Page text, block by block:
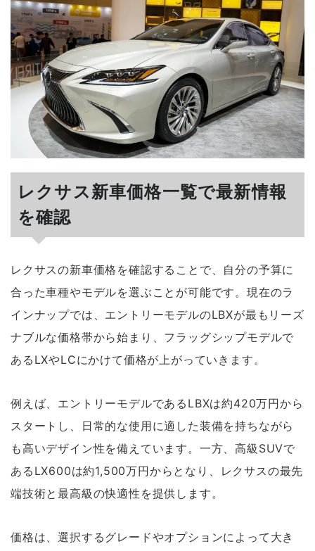
レクサス新車価格一覧で最新情報
を確認
レクサスの新車価格を確認することで、自分の予算に
合った車種やモデルを選ぶことが可能です。現在のラ
インナップでは、エントリーモデルのLBXが最もリーズ
ナブルな価格帯から始まり、フラッグシップモデルで
あるLXやLCにかけて価格が上がっていきます。
例えば、エントリーモデルであるLBXは約420万円から
スタートし、日常的な使用に適した装備を持ちながら
も高いデザイン性を備えています。一方、高級SUVで
あるLX600は約1,500万円からとなり、レクサスの最先
端技術と最高級の快適性を提供します。
価格は、選択するグレードやオプションによって大き